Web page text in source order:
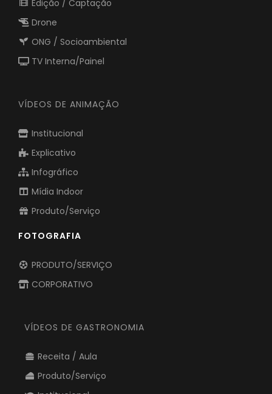
Edição / Captação
Drone
ONG / Socioambiental
TV Interna/Painel
VÍDEOS DE ANIMAÇÃO
Institucional
Explicativo
Infográfico
Mídia Indoor
Produto/Serviço
FOTOGRAFIA
PRODUTO/SERVIÇO
CORPORATIVO
VÍDEOS DE GASTRONOMIA
Receita / Aula
Produto/Serviço